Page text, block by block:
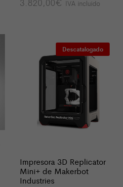
IVA incluido
Descatalogado
Impresora 3D Replicator
Mini+ de Makerbot
Industries